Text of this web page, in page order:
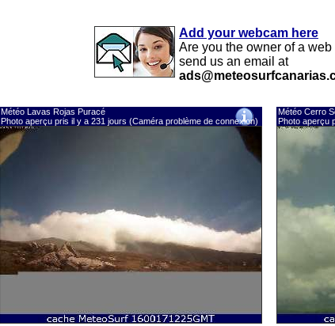
Add your webcam here
Are you the owner of a
send us an email at
Météo Lavas Rojas Puracé
Photo aperçu pris il y a 231 jours (Caméra problème de connexion)
Météo Cerro
Photo aperçu